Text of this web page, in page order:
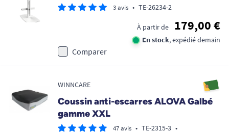
3 avis • TE-26234-2
À partir de 179,00 €
En stock, expédié demain
Comparer
WINNCARE
Coussin anti-escarres ALOVA Galbé
gamme XXL
47 avis • TE-2315-3 •